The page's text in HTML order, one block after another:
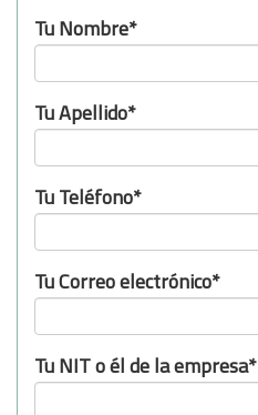
Tu Nombre*
Tu Apellido*
Tu Teléfono*
Tu Correo electrónico*
Tu NIT o él de la empresa*